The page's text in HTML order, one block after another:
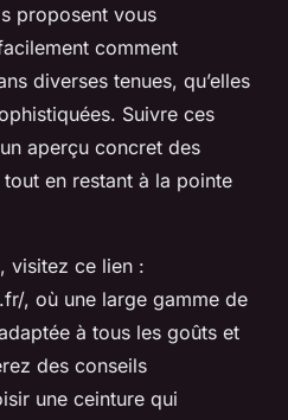
proposent vous
comment
diverses tenues, qu’elles
Suivre ces
aperçu concret des
en restant à la pointe
visitez ce lien :
, où une large gamme de
à tous les goûts et
des conseils
une ceinture qui